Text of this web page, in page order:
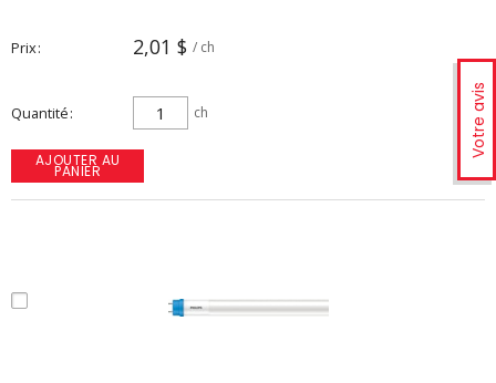
Votre avis
Prix 2,01 $ / ch
Quantité ch
AJOUTER AU
PANIER